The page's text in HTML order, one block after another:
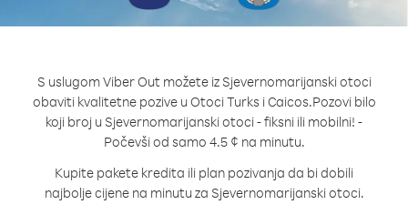
S uslugom Viber Out možete iz Sjevernomarijanski otoci
obaviti kvalitetne pozive u Otoci Turks i Caicos.Pozovi bilo
koji broj u Sjevernomarijanski otoci - fiksni ili mobilni! -
Počevši od samo 4.5 ¢ na minutu.
Kupite pakete kredita ili plan pozivanja da bi dobili
najbolje cijene na minutu za Sjevernomarijanski otoci.